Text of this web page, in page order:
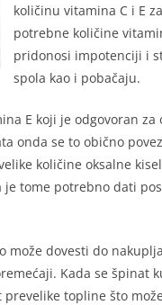
količinu vitamina C i E
potrebne količine
pridonosi impotenciji i
spola kao i pobačaju.
E koji je odgovoran
onda se to obično
količine oksalne
tome potrebno dati
može dovesti do
Kada se špinat
topline što